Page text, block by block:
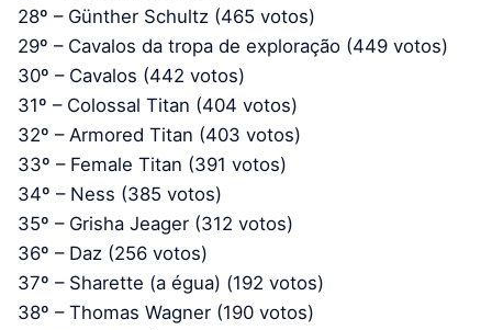
28º – Günther Schultz (465 votos)
29º – Cavalos da tropa de exploração (449 votos)
30º – Cavalos (442 votos)
31º – Colossal Titan (404 votos)
32º – Armored Titan (403 votos)
33º – Female Titan (391 votos)
34º – Ness (385 votos)
35º – Grisha Jeager (312 votos)
36º – Daz (256 votos)
37º – Sharette (a égua) (192 votos)
38º – Thomas Wagner (190 votos)